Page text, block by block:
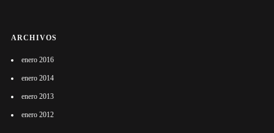
ARCHIVOS
enero 2016
enero 2014
enero 2013
enero 2012